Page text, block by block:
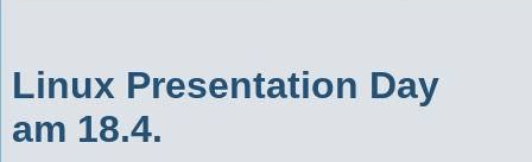
Linux Presentation Day
am 18.4.